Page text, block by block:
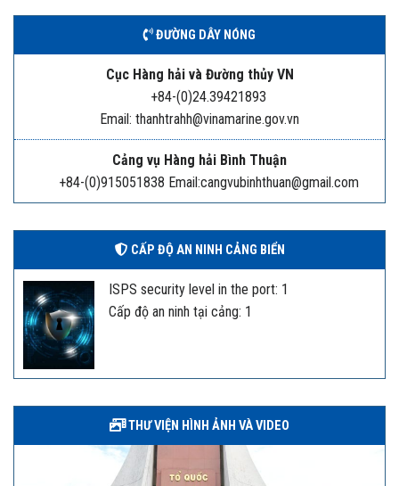
ĐƯỜNG DÂY NÓNG
Cục Hàng hải và Đường thủy VN
+84-(0)24.39421893
Email: thanhtrahh@vinamarine.gov.vn
Cảng vụ Hàng hải Bình Thuận
+84-(0)915051838 Email:cangvubinhthuan@gmail.com
CẤP ĐỘ AN NINH CẢNG BIỂN
ISPS security level in the port: 1
Cấp độ an ninh tại cảng: 1
THƯ VIỆN HÌNH ẢNH VÀ VIDEO